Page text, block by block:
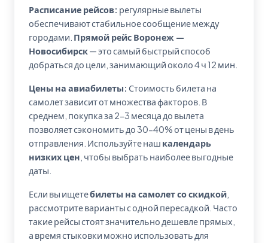
Расписание рейсов: регулярные вылеты
обеспечивают стабильное сообщение между
городами. Прямой рейс Воронеж —
Новосибирск— это самый быстрый способ
добраться до цели, занимающий около 4 ч 12 мин.
Цены на авиабилеты: Стоимость билета на
самолет зависит от множества факторов. В
среднем, покупка за 2-3 месяца до вылета
позволяет сэкономить до 30-40% от цены в день
отправления. Используйте наш календарь
низких цен , чтобы выбрать наиболее выгодные
даты.
Если вы ищетебилеты на самолет со скидкой
рассмотрите варианты с одной пересадкой. Часто
такие рейсы стоят значительно дешевле прямых,
а время стыковки можно использовать для